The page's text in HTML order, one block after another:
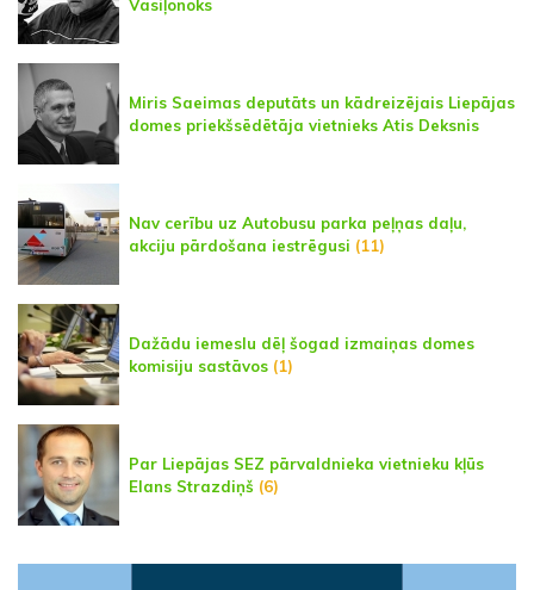
Vasiļonoks
Miris Saeimas deputāts un kādreizējais Liepājas
domes priekšsēdētāja vietnieks Atis Deksnis
Nav cerību uz Autobusu parka peļņas daļu,
akciju pārdošana iestrēgusi (11)
Dažādu iemeslu dēļ šogad izmaiņas domes
komisiju sastāvos (1)
Par Liepājas SEZ pārvaldnieka vietnieku kļūs
Elans Strazdiņš (6)